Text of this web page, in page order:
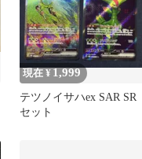
現在 ¥ 1,999
テツノイサハex SAR SR
セット